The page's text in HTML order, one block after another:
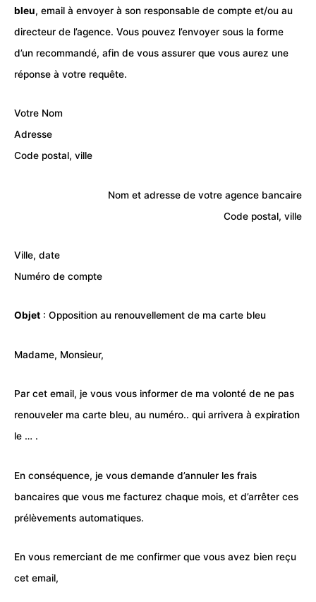
bleu, email à envoyer à son responsable de compte et/ou au
directeur de l’agence. Vous pouvez l’envoyer sous la forme
d’un recommandé, afin de vous assurer que vous aurez une
réponse à votre requête.
Votre Nom
Adresse
Code postal, ville
Nom et adresse de votre agence bancaire
Code postal, ville
Ville, date
Numéro de compte
Objet : Opposition au renouvellement de ma carte bleu
Madame, Monsieur,
Par cet email, je vous vous informer de ma volonté de ne pas
renouveler ma carte bleu, au numéro.. qui arrivera à expiration
le … .
En conséquence, je vous demande d’annuler les frais
bancaires que vous me facturez chaque mois, et d’arrêter ces
prélèvements automatiques.
En vous remerciant de me confirmer que vous avez bien reçu
cet email,